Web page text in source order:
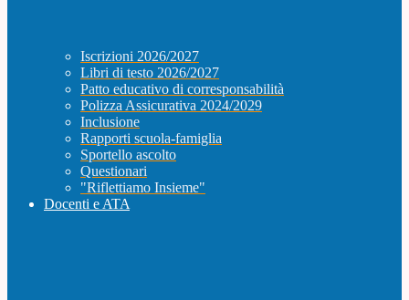
Iscrizioni 2026/2027
Libri di testo 2026/2027
Patto educativo di corresponsabilità
Polizza Assicurativa 2024/2029
Inclusione
Rapporti scuola-famiglia
Sportello ascolto
Questionari
"Riflettiamo Insieme"
Docenti e ATA